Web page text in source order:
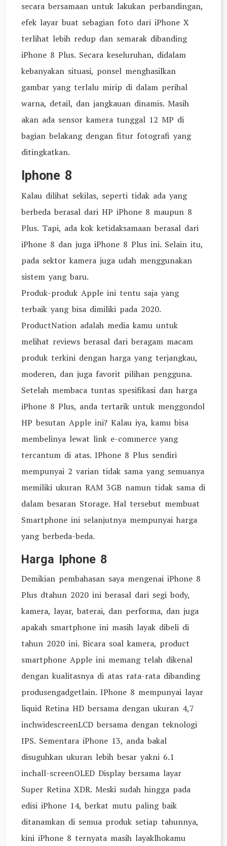
secara bersamaan untuk lakukan perbandingan,
efek layar buat sebagian foto dari iPhone X
terlihat lebih redup dan semarak dibanding
iPhone 8 Plus. Secara keseluruhan, didalam
kebanyakan situasi, ponsel menghasilkan
gambar yang terlalu mirip di dalam perihal
warna, detail, dan jangkauan dinamis. Masih
akan ada sensor kamera tunggal 12 MP di
bagian belakang dengan fitur fotografi yang
ditingkatkan.
Iphone 8
Kalau dilihat sekilas, seperti tidak ada yang
berbeda berasal dari HP iPhone 8 maupun 8
Plus. Tapi, ada kok ketidaksamaan berasal dari
iPhone 8 dan juga iPhone 8 Plus ini. Selain itu,
pada sektor kamera juga udah menggunakan
sistem yang baru.
Produk-produk Apple ini tentu saja yang
terbaik yang bisa dimiliki pada 2020.
ProductNation adalah media kamu untuk
melihat reviews berasal dari beragam macam
produk terkini dengan harga yang terjangkau,
moderen, dan juga favorit pilihan pengguna.
Setelah membaca tuntas spesifikasi dan harga
iPhone 8 Plus, anda tertarik untuk menggondol
HP besutan Apple ini? Kalau iya, kamu bisa
membelinya lewat link e-commerce yang
tercantum di atas. IPhone 8 Plus sendiri
mempunyai 2 varian tidak sama yang semuanya
memiliki ukuran RAM 3GB namun tidak sama di
dalam besaran Storage. Hal tersebut membuat
Smartphone ini selanjutnya mempunyai harga
yang berbeda-beda.
Harga Iphone 8
Demikian pembahasan saya mengenai iPhone 8
Plus dtahun 2020 ini berasal dari segi body,
kamera, layar, baterai, dan performa, dan juga
apakah smartphone ini masih layak dibeli di
tahun 2020 ini. Bicara soal kamera, product
smartphone Apple ini memang telah dikenal
dengan kualitasnya di atas rata-rata dibanding
produsengadgetlain. IPhone 8 mempunyai layar
liquid Retina HD bersama dengan ukuran 4,7
inchwidescreenLCD bersama dengan teknologi
IPS. Sementara iPhone 13, anda bakal
disuguhkan ukuran lebih besar yakni 6.1
inchall-screenOLED Display bersama layar
Super Retina XDR. Meski sudah hingga pada
edisi iPhone 14, berkat mutu paling baik
ditanamkan di semua produk setiap tahunnya,
kini iPhone 8 ternyata masih layaklhokamu